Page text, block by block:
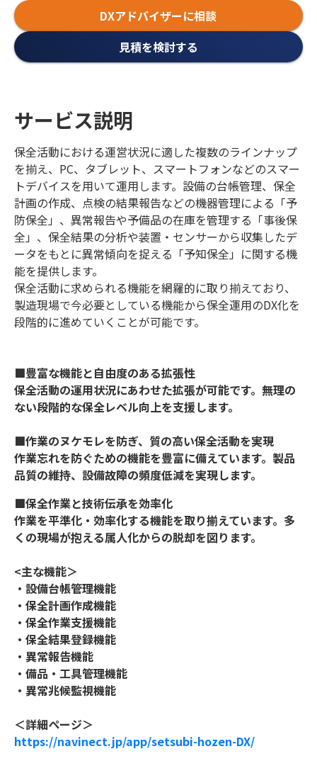
DXアドバイザーに相談
見積を検討する
サービス説明
保全活動における運営状況に適した複数のラインナップ
を揃え、PC、タブレット、スマートフォンなどのスマー
トデバイスを用いて運用します。設備の台帳管理、保全
計画の作成、点検の結果報告などの機器管理による「予
防保全」、異常報告や予備品の在庫を管理する「事後保
全」、保全結果の分析や装置・センサーから収集したデ
ータをもとに異常傾向を捉える「予知保全」に関する機
能を提供します。
保全活動に求められる機能を網羅的に取り揃えており、
製造現場で今必要としている機能から保全運用のDX化を
段階的に進めていくことが可能です。
■豊富な機能と自由度のある拡張性
保全活動の運用状況にあわせた拡張が可能です。無理の
ない段階的な保全レベル向上を支援します。
■作業のヌケモレを防ぎ、質の高い保全活動を実現
作業忘れを防ぐための機能を豊富に備えています。製品
品質の維持、設備故障の頻度低減を実現します。
■保全作業と技術伝承を効率化
作業を平準化・効率化する機能を取り揃えています。多
くの現場が抱える属人化からの脱却を図ります。
<主な機能＞
・設備台帳管理機能
・保全計画作成機能
・保全作業支援機能
・保全結果登録機能
・異常報告機能
・備品・工具管理機能
・異常兆候監視機能
＜詳細ページ＞
https://navinect.jp/app/setsubi-hozen-DX/